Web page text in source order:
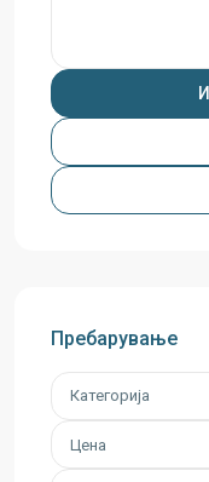
Пребарување
Категорија
Цена